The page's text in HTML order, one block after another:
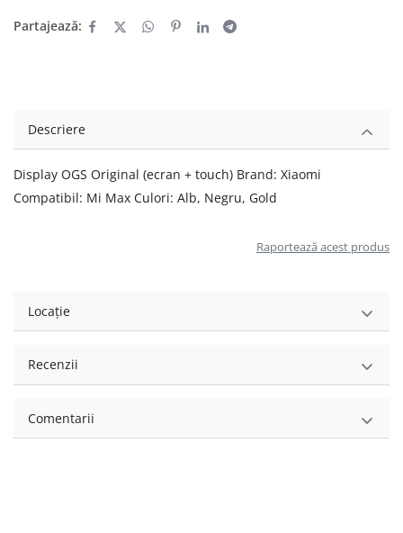
Partajează:
Descriere
Display OGS Original (ecran + touch) Brand: Xiaomi
Compatibil: Mi Max Culori: Alb, Negru, Gold
Raportează acest produs
Locație
Recenzii
Comentarii